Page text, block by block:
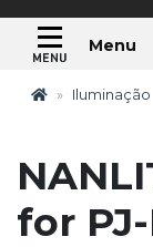
Menu
Iluminação
for